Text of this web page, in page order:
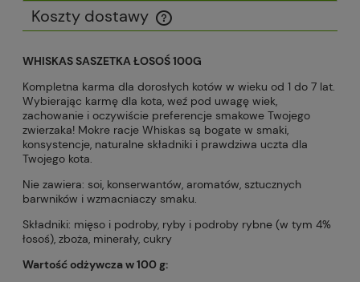
Koszty dostawy
Cena nie zawiera ewentualnych kosztów płatności
WHISKAS SASZETKA ŁOSOŚ 100G
Kompletna karma dla dorosłych kotów w wieku od 1 do 7 lat.
Wybierając karmę dla kota, weź pod uwagę wiek,
zachowanie i oczywiście preferencje smakowe Twojego
zwierzaka! Mokre racje Whiskas są bogate w smaki,
konsystencje, naturalne składniki i prawdziwa uczta dla
Twojego kota.
Nie zawiera: soi, konserwantów, aromatów, sztucznych
barwników i wzmacniaczy smaku.
Składniki: mięso i podroby, ryby i podroby rybne (w tym 4%
łosoś), zboża, minerały, cukry
Wartość odżywcza w 100 g: